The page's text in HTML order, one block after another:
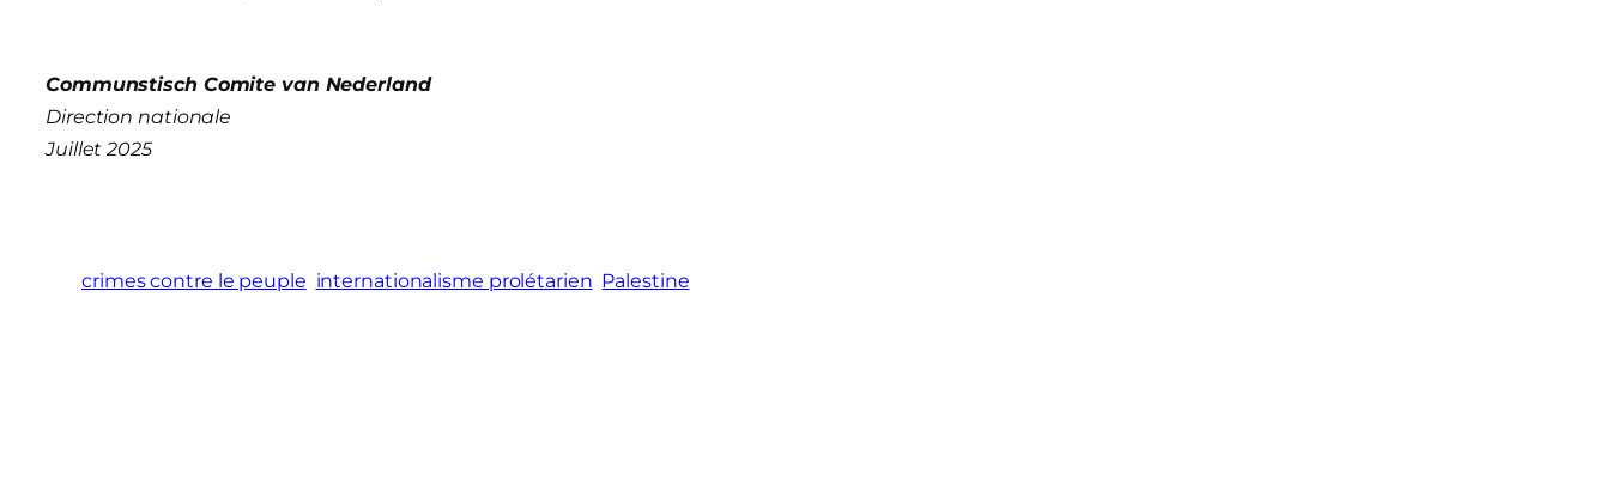
Communstisch Comite van Nederland
Direction nationale
Juillet 2025
crimes contre le peuple internationalisme prolétarien Palestine